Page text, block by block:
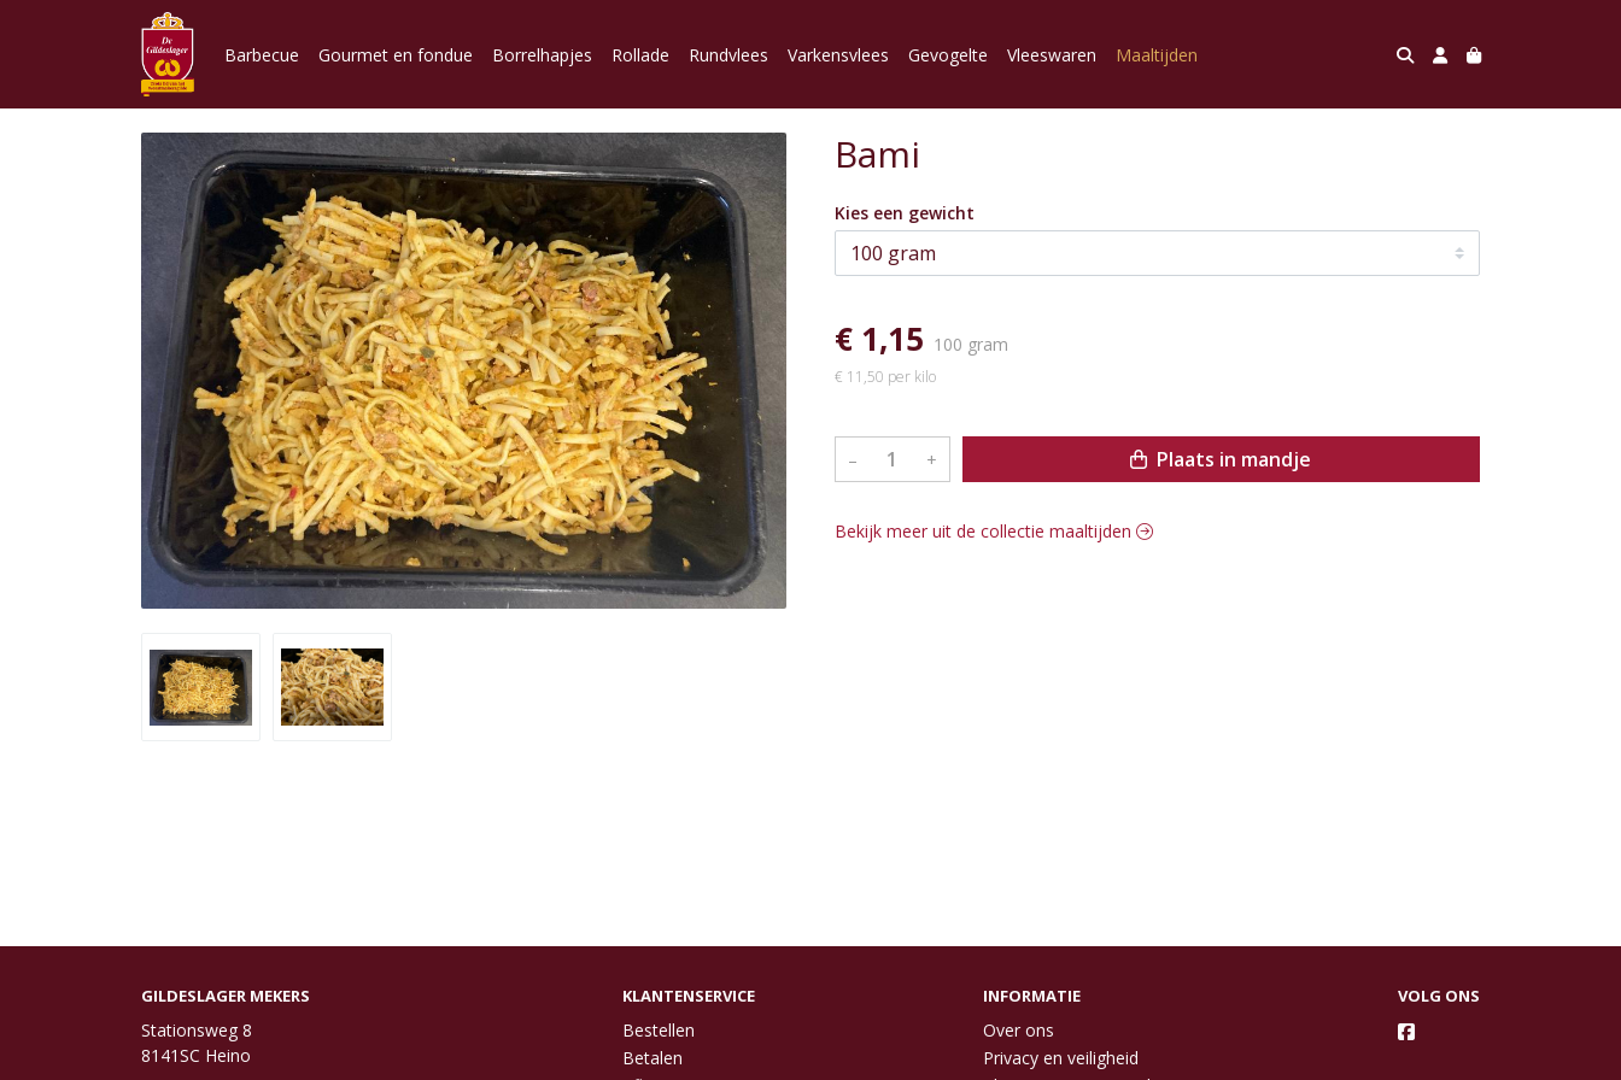
Barbecue Gourmet en fondue Borrelhapjes Rollade Rundvlees Varkensvlees Gevogelte Vleeswaren Maaltijden
Bami
Kies een gewicht
€ 1,15 100 gram
€ 11,50 per kilo
– + Plaats in mandje
Bekijk meer uit de collectie maaltijden
GILDESLAGER MEKERS
Stationsweg 8
8141SC Heino
KLANTENSERVICE
Bestellen
Betalen
INFORMATIE
Over ons
Privacy en veiligheid
VOLG ONS